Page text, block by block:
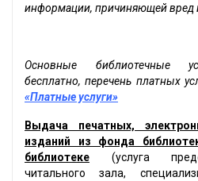
информации, причиняющей вред
Основные библиотечные
бесплатно, перечень платных
«Платные услуги»
Выдача печатных,
изданий из фонда
библиотеке (услуга
читального зала,